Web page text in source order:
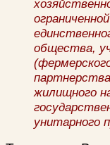
общества,
жилищного
унитарного